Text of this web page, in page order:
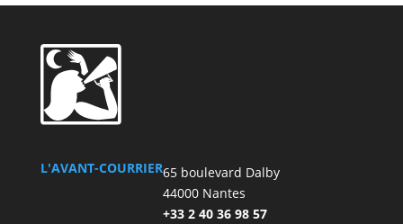
L'AVANT-COURRIER65 boulevard Dalby
44000 Nantes
+33 2 40 36 98 57